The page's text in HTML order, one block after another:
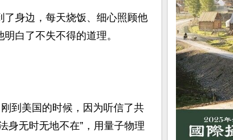
了身边，每天烧饭、细心照顾他
白了不失不得的道理。
到美国的时候，因为听信了共
身无时无地不在”，用量子物理